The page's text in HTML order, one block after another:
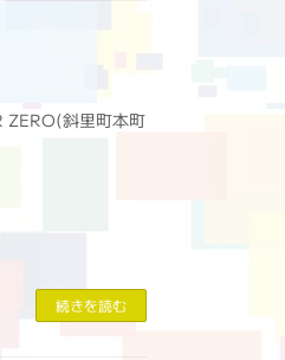
斜里町本町
続きを読む